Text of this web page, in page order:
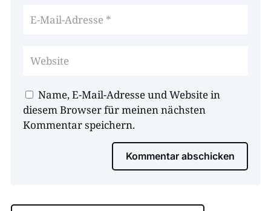
Name, E-Mail-Adresse und Website in
diesem Browser für meinen nächsten
Kommentar speichern.
Kommentar abschicken